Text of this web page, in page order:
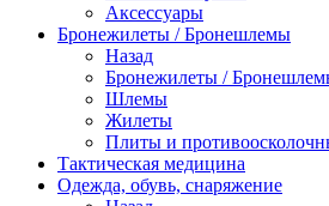
Аксессуары
Бронежилеты / Бронешлемы
Назад
Бронежилеты /
Шлемы
Жилеты
Плиты и
Тактическая медицина
Одежда, обувь, снаряжение